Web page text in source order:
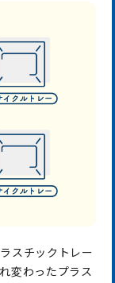
スチックトレー
変わったプラス